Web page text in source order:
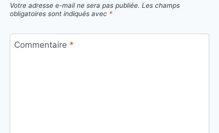
Votre adresse e-mail ne sera pas publiée. Les champs
obligatoires sont indiqués avec *
Commentaire *